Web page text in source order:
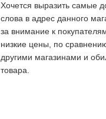
Хочется выразить самые
слова в адрес данного
за внимание к
низкие цены, по
другими магазинами и
товара.